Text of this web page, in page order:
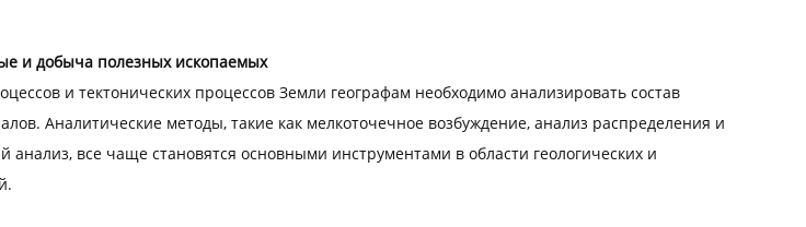
и добыча полезных ископаемых
и тектонических процессов Земли географам необходимо анализировать состав
Аналитические методы, такие как мелкоточечное возбуждение, анализ распределения и
анализ, все чаще становятся основными инструментами в области геологических и